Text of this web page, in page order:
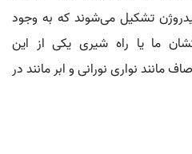
تشکیل می‌شوند که به وجود
ما یا راه شیری یکی از این
نواری نورانی و ابر مانند در